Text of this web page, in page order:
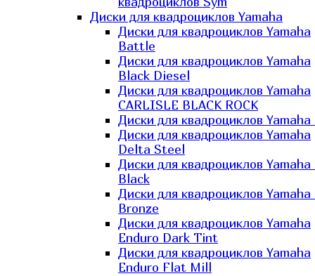
Диски для квадроциклов Yamaha
Диски для квадроциклов Yamaha
Battle
Диски для квадроциклов Yamaha
Black Diesel
Диски для квадроциклов Yamaha
CARLISLE BLACK ROCK
Диски для квадроциклов Yamaha
Диски для квадроциклов Yamaha
Delta Steel
Диски для квадроциклов
Black
Диски для квадроциклов
Bronze
Диски для квадроциклов Yamaha
Enduro Dark Tint
Диски для квадроциклов Yamaha
Enduro Flat Mill